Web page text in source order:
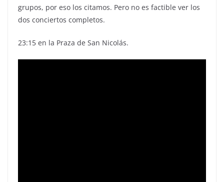
grupos, por eso los citamos. Pero no es factible ver los
dos conciertos completos.
23:15 en la Praza de San Nicolás.